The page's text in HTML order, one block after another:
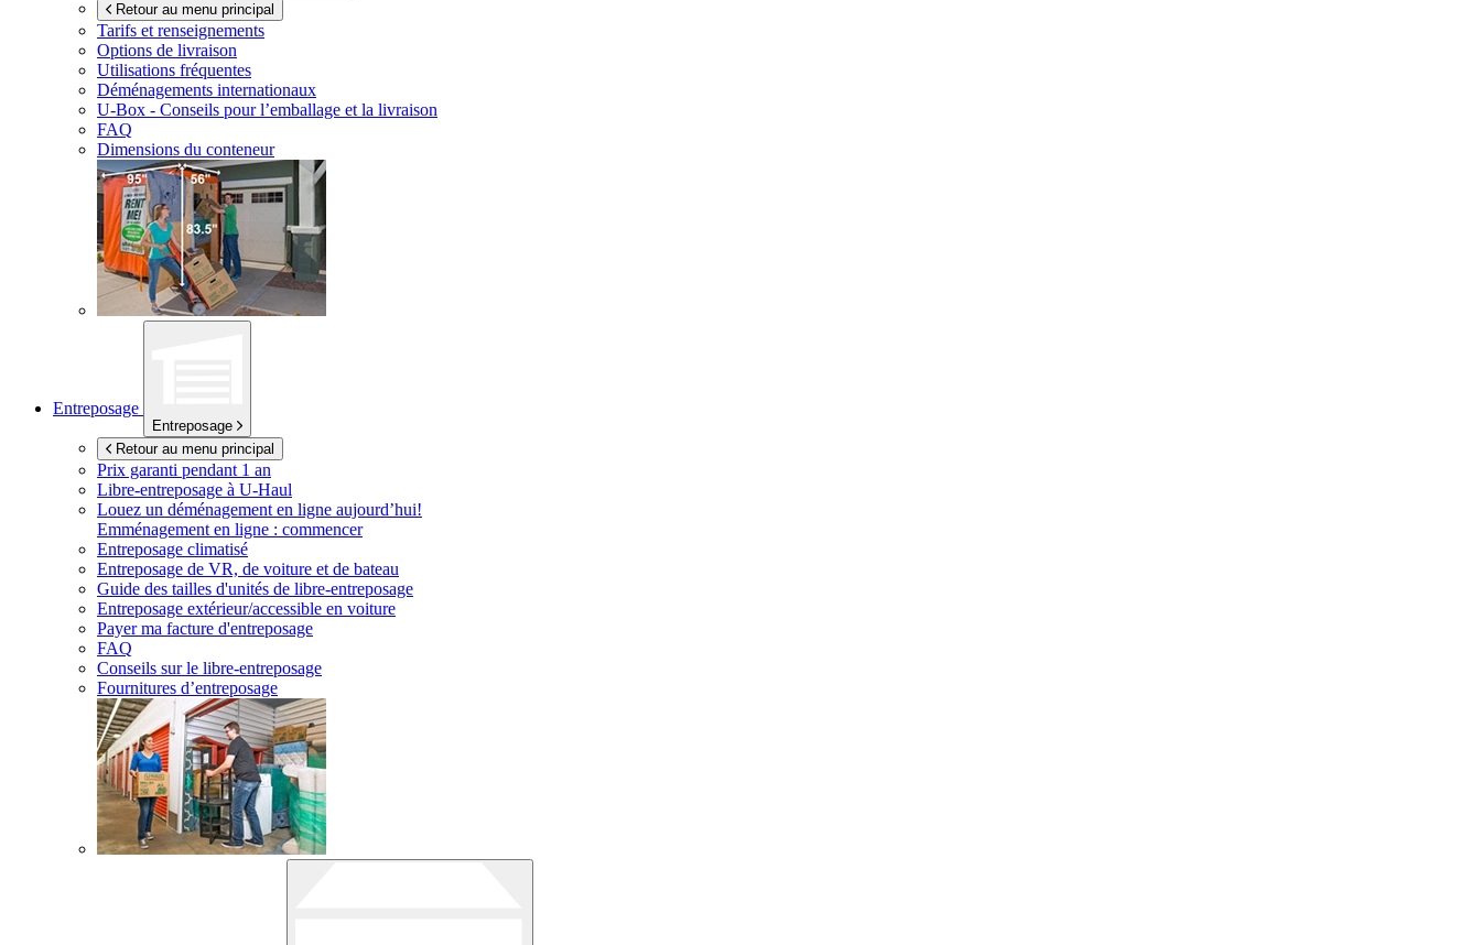
Retour au menu principal
Tarifs et renseignements
Options de livraison
Utilisations fréquentes
Déménagements internationaux
U-Box - Conseils pour l’emballage et la livraison
FAQ
Dimensions du conteneur
Entreposage
Entreposage
Retour au menu principal
Prix garanti pendant 1 an
Libre-entreposage à U-Haul
Louez un déménagement en ligne aujourd’hui!
Emménagement en ligne : commencer
Entreposage climatisé
Entreposage de VR, de voiture et de bateau
Guide des tailles d'unités de libre-entreposage
Entreposage extérieur/accessible en voiture
Payer ma facture d'entreposage
FAQ
Conseils sur le libre-entreposage
Fournitures d’entreposage